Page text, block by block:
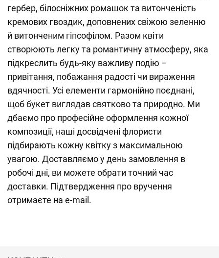
гербер, білосніжних ромашок та витонченість
кремових гвоздик, доповнених свіжою зеленню
й витонченим гіпсофілом. Разом квіти
створюють легку та романтичну атмосферу, яка
підкреслить будь-яку важливу подію –
привітання, побажання радості чи вираження
вдячності. Усі елементи гармонійно поєднані,
щоб букет виглядав святково та природно. Ми
дбаємо про професійне оформлення кожної
композиції, наші досвідчені флористи
підбирають кожну квітку з максимальною
увагою. Доставляємо у день замовлення в
робочі дні, ви можете обрати точний час
доставки. Підтвердження про вручення
отримаєте на e-mail.